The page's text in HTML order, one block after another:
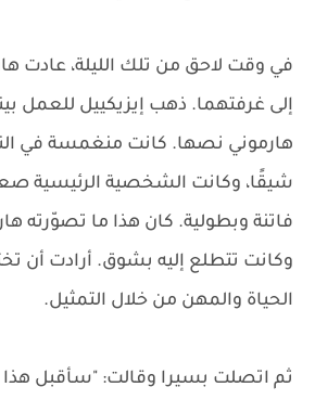
في وقت لاحق من تلك الليلة، عادت
إلى غرفتهما. ذهب إيزيكييل للعمل
هارموني نصها. كانت منغمسة في
شيقًا، وكانت الشخصية الرئيسية
فاتنة وبطولية. كان هذا ما تصوّرته
وكانت تتطلع إليه بشوق. أرادت أن
الحياة والمهن من خلال التمثيل.
ثم اتصلت بسيرا وقالت: "سأقبل هذا